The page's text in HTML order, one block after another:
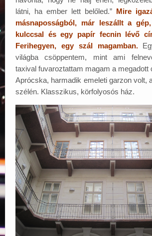
látni, ha ember lett belőled.” Mire
másnaposságból, már leszállt a
kulccsal és egy papír fecnin lévő
Ferihegyen, egy szál magamban.
világba csöppentem, mint ami
taxival fuvaroztattam magam a megadott
Aprócska, harmadik emeleti garzon volt,
szélén. Klasszikus, körfolyosós ház.